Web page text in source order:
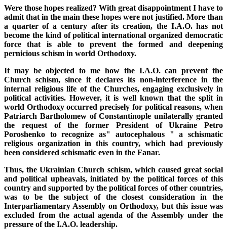
Were those hopes realized? With great disappointment I have to
admit that in the main these hopes were not justified. More than
a quarter of a century after its creation, the I.A.O. has not
become the kind of political international organized democratic
force that is able to prevent the formed and deepening
pernicious schism in world Orthodoxy.
It may be objected to me how the I.A.O. can prevent the
Church schism, since it declares its non-interference in the
internal religious life of the Churches, engaging exclusively in
political activities. However, it is well known that the split in
world Orthodoxy occurred precisely for political reasons, when
Patriarch Bartholomew of Constantinople unilaterally granted
the request of the former President of Ukraine Petro
Poroshenko to recognize as" autocephalous " a schismatic
religious organization in this country, which had previously
been considered schismatic even in the Fanar.
Thus, the Ukrainian Church schism, which caused great social
and political upheavals, initiated by the political forces of this
country and supported by the political forces of other countries,
was to be the subject of the closest consideration in the
Interparliamentary Assembly on Orthodoxy, but this issue was
excluded from the actual agenda of the Assembly under the
pressure of the I.A.O. leadership.